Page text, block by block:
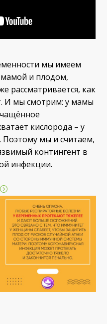
мы имеем
и плодом,
рассматривается, как
И мы смотрим: у мамы
кислорода – у
Поэтому мы и считаем,
контингент в
инфекции.